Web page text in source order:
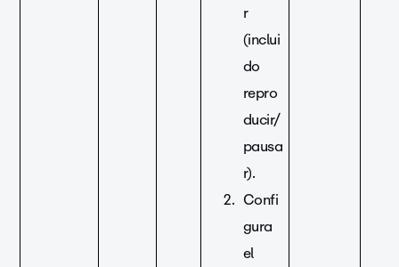
r
(inclui
do
repro
ducir/
pausa
r).
Confi
gura
el